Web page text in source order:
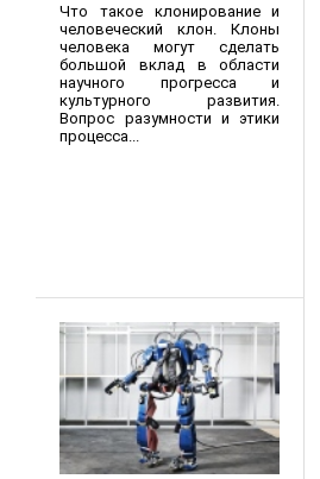
Что такое клонирование и
человеческий клон. Клоны
человека могут сделать
большой вклад в области
научного прогресса и
культурного развития.
Вопрос разумности и этики
процесса...